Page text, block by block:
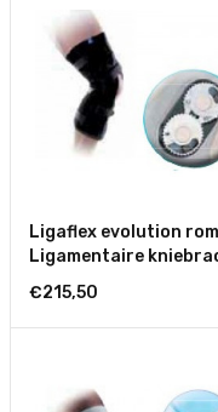
Ligaflex evolution
Ligamentaire
met flexie-extensie
begrenzing
€215,50